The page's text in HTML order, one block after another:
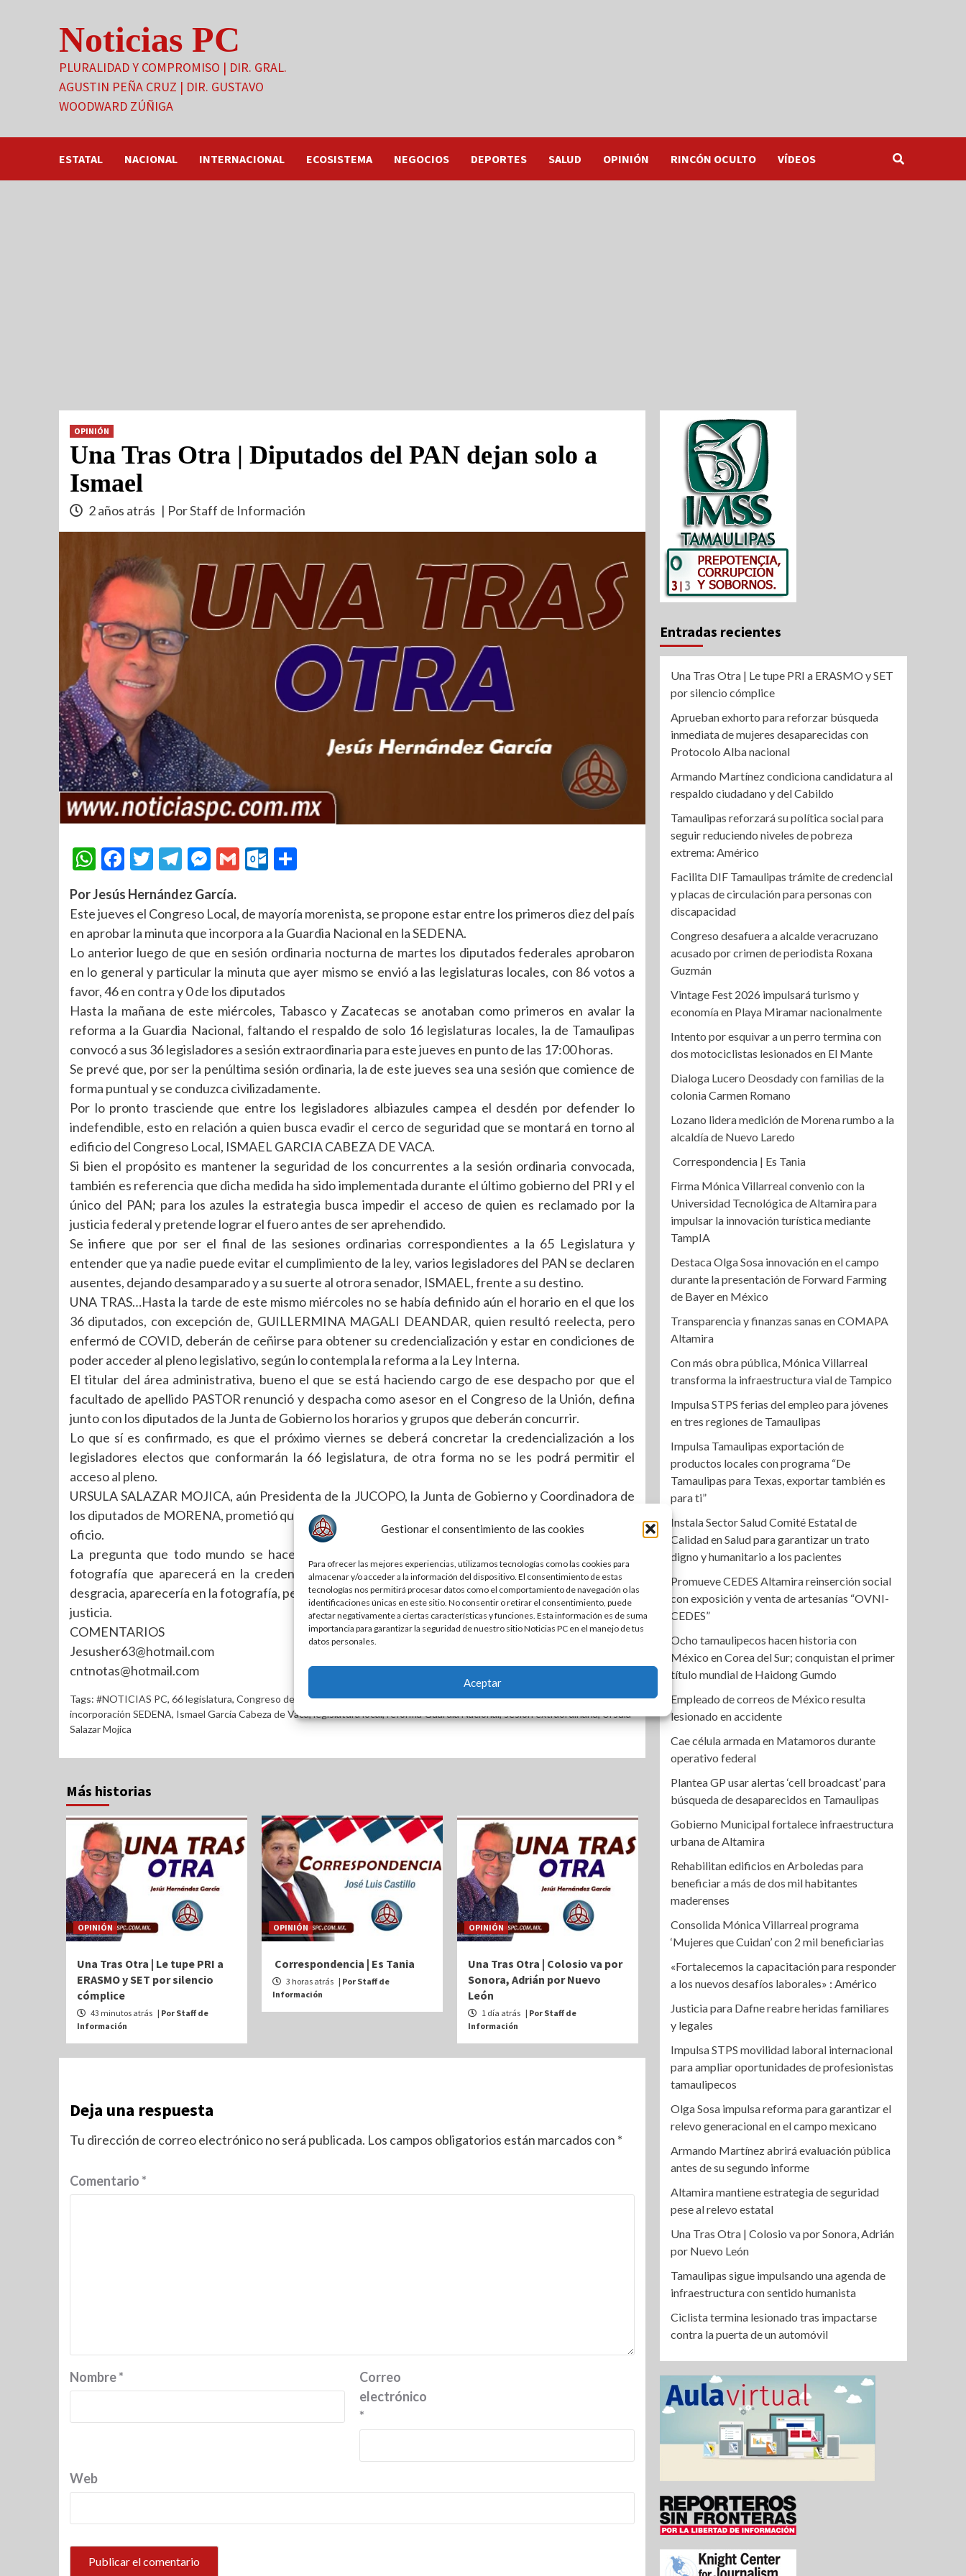
Gestionar el consentimiento de las cookies
Para ofrecer las mejores experiencias, utilizamos tecnologías como las cookies para
almacenar y/o acceder a la información del dispositivo. El consentimiento de estas
tecnologías nos permitirá procesar datos como el comportamiento de navegación o las
identificaciones únicas en este sitio. No consentir o retirar el consentimiento, puede
afectar negativamente a ciertas características y funciones. Esta información es de suma
importancia para garantizar la seguridad de nuestro sitio Noticias PC en el manejo de tus
datos personales.
Aceptar
Noticias PC
PLURALIDAD Y COMPROMISO | DIR. GRAL.
AGUSTIN PEÑA CRUZ | DIR. GUSTAVO
WOODWARD ZÚÑIGA
ESTATAL NACIONAL INTERNACIONAL ECOSISTEMA NEGOCIOS DEPORTES SALUD OPINIÓN RINCÓN OCULTO VÍDEOS
OPINIÓN
Una Tras Otra | Diputados del PAN dejan solo a
Ismael
2 años atrás | Por Staff de Información
WhatsApp
Facebook
Twitter
Telegram
Messenger
GmailOutlook.com
Por Jesús Hernández García.
Este jueves el Congreso Local, de mayoría morenista, se propone estar entre los primeros diez del país
en aprobar la minuta que incorpora a la Guardia Nacional en la SEDENA.
Lo anterior luego de que en sesión ordinaria nocturna de martes los diputados federales aprobaron
en lo general y particular la minuta que ayer mismo se envió a las legislaturas locales, con 86 votos a
favor, 46 en contra y 0 de los diputados
Hasta la mañana de este miércoles, Tabasco y Zacatecas se anotaban como primeros en avalar la
reforma a la Guardia Nacional, faltando el respaldo de solo 16 legislaturas locales, la de Tamaulipas
convocó a sus 36 legisladores a sesión extraordinaria para este jueves en punto de las 17:00 horas.
Se prevé que, por ser la penúltima sesión ordinaria, la de este jueves sea una sesión que comience de
forma puntual y se conduzca civilizadamente.
Por lo pronto trasciende que entre los legisladores albiazules campea el desdén por defender lo
indefendible, esto en relación a quien busca evadir el cerco de seguridad que se montará en torno al
edificio del Congreso Local, ISMAEL GARCIA CABEZA DE VACA.
Si bien el propósito es mantener la seguridad de los concurrentes a la sesión ordinaria convocada,
también es referencia que dicha medida ha sido implementada durante el último gobierno del PRI y el
único del PAN; para los azules la estrategia busca impedir el acceso de quien es reclamado por la
justicia federal y pretende lograr el fuero antes de ser aprehendido.
Se infiere que por ser el final de las sesiones ordinarias correspondientes a la 65 Legislatura y
entender que ya nadie puede evitar el cumplimiento de la ley, varios legisladores del PAN se declaren
ausentes, dejando desamparado y a su suerte al otrora senador, ISMAEL, frente a su destino.
UNA TRAS…Hasta la tarde de este mismo miércoles no se había definido aún el horario en el que los
36 diputados, con excepción de, GUILLERMINA MAGALI DEANDAR, quien resultó reelecta, pero
enfermó de COVID, deberán de ceñirse para obtener su credencialización y estar en condiciones de
poder acceder al pleno legislativo, según lo contempla la reforma a la Ley Interna.
El titular del área administrativa, bueno el que se está haciendo cargo de ese despacho por que el
facultado de apellido PASTOR renunció y despacha como asesor en el Congreso de la Unión, defina
junto con los diputados de la Junta de Gobierno los horarios y grupos que deberán concurrir.
Lo que sí es confirmado, es que el próximo viernes se deberá concretar la credencialización a los
legisladores electos que conformarán la 66 legislatura, de otra forma no se les podrá permitir el
acceso al pleno.
URSULA SALAZAR MOJICA, aún Presidenta de la JUCOPO, la Junta de Gobierno y Coordinadora de
los diputados de MORENA, prometió que a cada uno de los 36 legisladores electos se le notificará por
oficio.
La pregunta que todo mundo se hace es si, ISMAEL GARCIA CABEZA DE VACA, estará en la
fotografía que aparecerá en la credencial expedida por el Congreso Local o, peor aún y para su
desgracia, aparecería en la fotografía, pero al momento de ser fichado por delincuente y prófugo de la
justicia.
COMENTARIOS
Jesusher63@hotmail.com
cntnotas@hotmail.com
Tags: #NOTICIAS PC, 66 legislatura, Congreso de Tamaulipas,credencialización legislativa,diputados morenistas,
incorporación SEDENA, Ismael García Cabeza de Vaca,legislatura local,reforma Guardia Nacional,sesión extraordinaria,Úrsula
Salazar Mojica
Más historias
OPINIÓN
Una Tras Otra | Le tupe PRI a
ERASMO y SET por silencio
cómplice
43 minutos atrás | Por Staff de
Información
OPINIÓN
Correspondencia | Es Tania
3 horas atrás | Por Staff de
Información
OPINIÓN
Una Tras Otra | Colosio va por
Sonora, Adrián por Nuevo
León
1 día atrás | Por Staff de
Información
Deja una respuesta
Tu dirección de correo electrónico no será publicada. Los campos obligatorios están marcados con *
Comentario*
Nombre*
Correo
electrónico
*
Web
Entradas recientes
Una Tras Otra | Le tupe PRI a ERASMO y SET
por silencio cómplice
Aprueban exhorto para reforzar búsqueda
inmediata de mujeres desaparecidas con
Protocolo Alba nacional
Armando Martínez condiciona candidatura al
respaldo ciudadano y del Cabildo
Tamaulipas reforzará su política social para
seguir reduciendo niveles de pobreza
extrema: Américo
Facilita DIF Tamaulipas trámite de credencial
y placas de circulación para personas con
discapacidad
Congreso desafuera a alcalde veracruzano
acusado por crimen de periodista Roxana
Guzmán
Vintage Fest 2026 impulsará turismo y
economía en Playa Miramar nacionalmente
Intento por esquivar a un perro termina con
dos motociclistas lesionados en El Mante
Dialoga Lucero Deosdady con familias de la
colonia Carmen Romano
Lozano lidera medición de Morena rumbo a la
alcaldía de Nuevo Laredo
Correspondencia | Es Tania
Firma Mónica Villarreal convenio con la
Universidad Tecnológica de Altamira para
impulsar la innovación turística mediante
TampIA
Destaca Olga Sosa innovación en el campo
durante la presentación de Forward Farming
de Bayer en México
Transparencia y finanzas sanas en COMAPA
Altamira
Con más obra pública, Mónica Villarreal
transforma la infraestructura vial de Tampico
Impulsa STPS ferias del empleo para jóvenes
en tres regiones de Tamaulipas
Impulsa Tamaulipas exportación de
productos locales con programa “De
Tamaulipas para Texas, exportar también es
para ti”
Instala Sector Salud Comité Estatal de
Calidad en Salud para garantizar un trato
digno y humanitario a los pacientes
Promueve CEDES Altamira reinserción social
con exposición y venta de artesanías “OVNI-
CEDES”
Ocho tamaulipecos hacen historia con
México en Corea del Sur; conquistan el primer
título mundial de Haidong Gumdo
Empleado de correos de México resulta
lesionado en accidente
Cae célula armada en Matamoros durante
operativo federal
Plantea GP usar alertas ‘cell broadcast’ para
búsqueda de desaparecidos en Tamaulipas
Gobierno Municipal fortalece infraestructura
urbana de Altamira
Rehabilitan edificios en Arboledas para
beneficiar a más de dos mil habitantes
maderenses
Consolida Mónica Villarreal programa
‘Mujeres que Cuidan’ con 2 mil beneficiarias
«Fortalecemos la capacitación para responder
a los nuevos desafíos laborales» : Américo
Justicia para Dafne reabre heridas familiares
y legales
Impulsa STPS movilidad laboral internacional
para ampliar oportunidades de profesionistas
tamaulipecos
Olga Sosa impulsa reforma para garantizar el
relevo generacional en el campo mexicano
Armando Martínez abrirá evaluación pública
antes de su segundo informe
Altamira mantiene estrategia de seguridad
pese al relevo estatal
Una Tras Otra | Colosio va por Sonora, Adrián
por Nuevo León
Tamaulipas sigue impulsando una agenda de
infraestructura con sentido humanista
Ciclista termina lesionado tras impactarse
contra la puerta de un automóvil